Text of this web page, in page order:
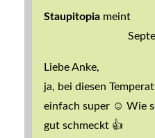
Staupitopia meint
Liebe Anke,
ja, bei diesen
einfach super ☺️ Wie
gut schmeckt 👍